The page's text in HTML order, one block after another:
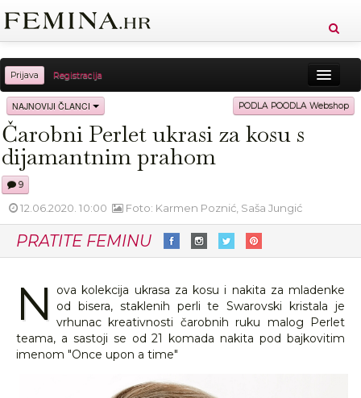
Prijava Registracija
Sreća Zdravlje Vitkost
Moda Ljubav Relax Putovanja Recepti
Proizvodi
NAJNOVIJI ČLANCI PODLA POODLA Webshop
Čarobni Perlet ukrasi za kosu s
dijamantnim prahom
9
12.06.2020. 10:00 Foto: Karmen Poznić, Saša Jungić
PRATITE FEMINU
N ova kolekcija ukrasa za kosu i nakita za mladenke
od bisera, staklenih perli te Swarovski kristala je
vrhunac kreativnosti čarobnih ruku malog Perlet
teama, a sastoji se od 21 komada nakita pod bajkovitim
imenom "Once upon a time"